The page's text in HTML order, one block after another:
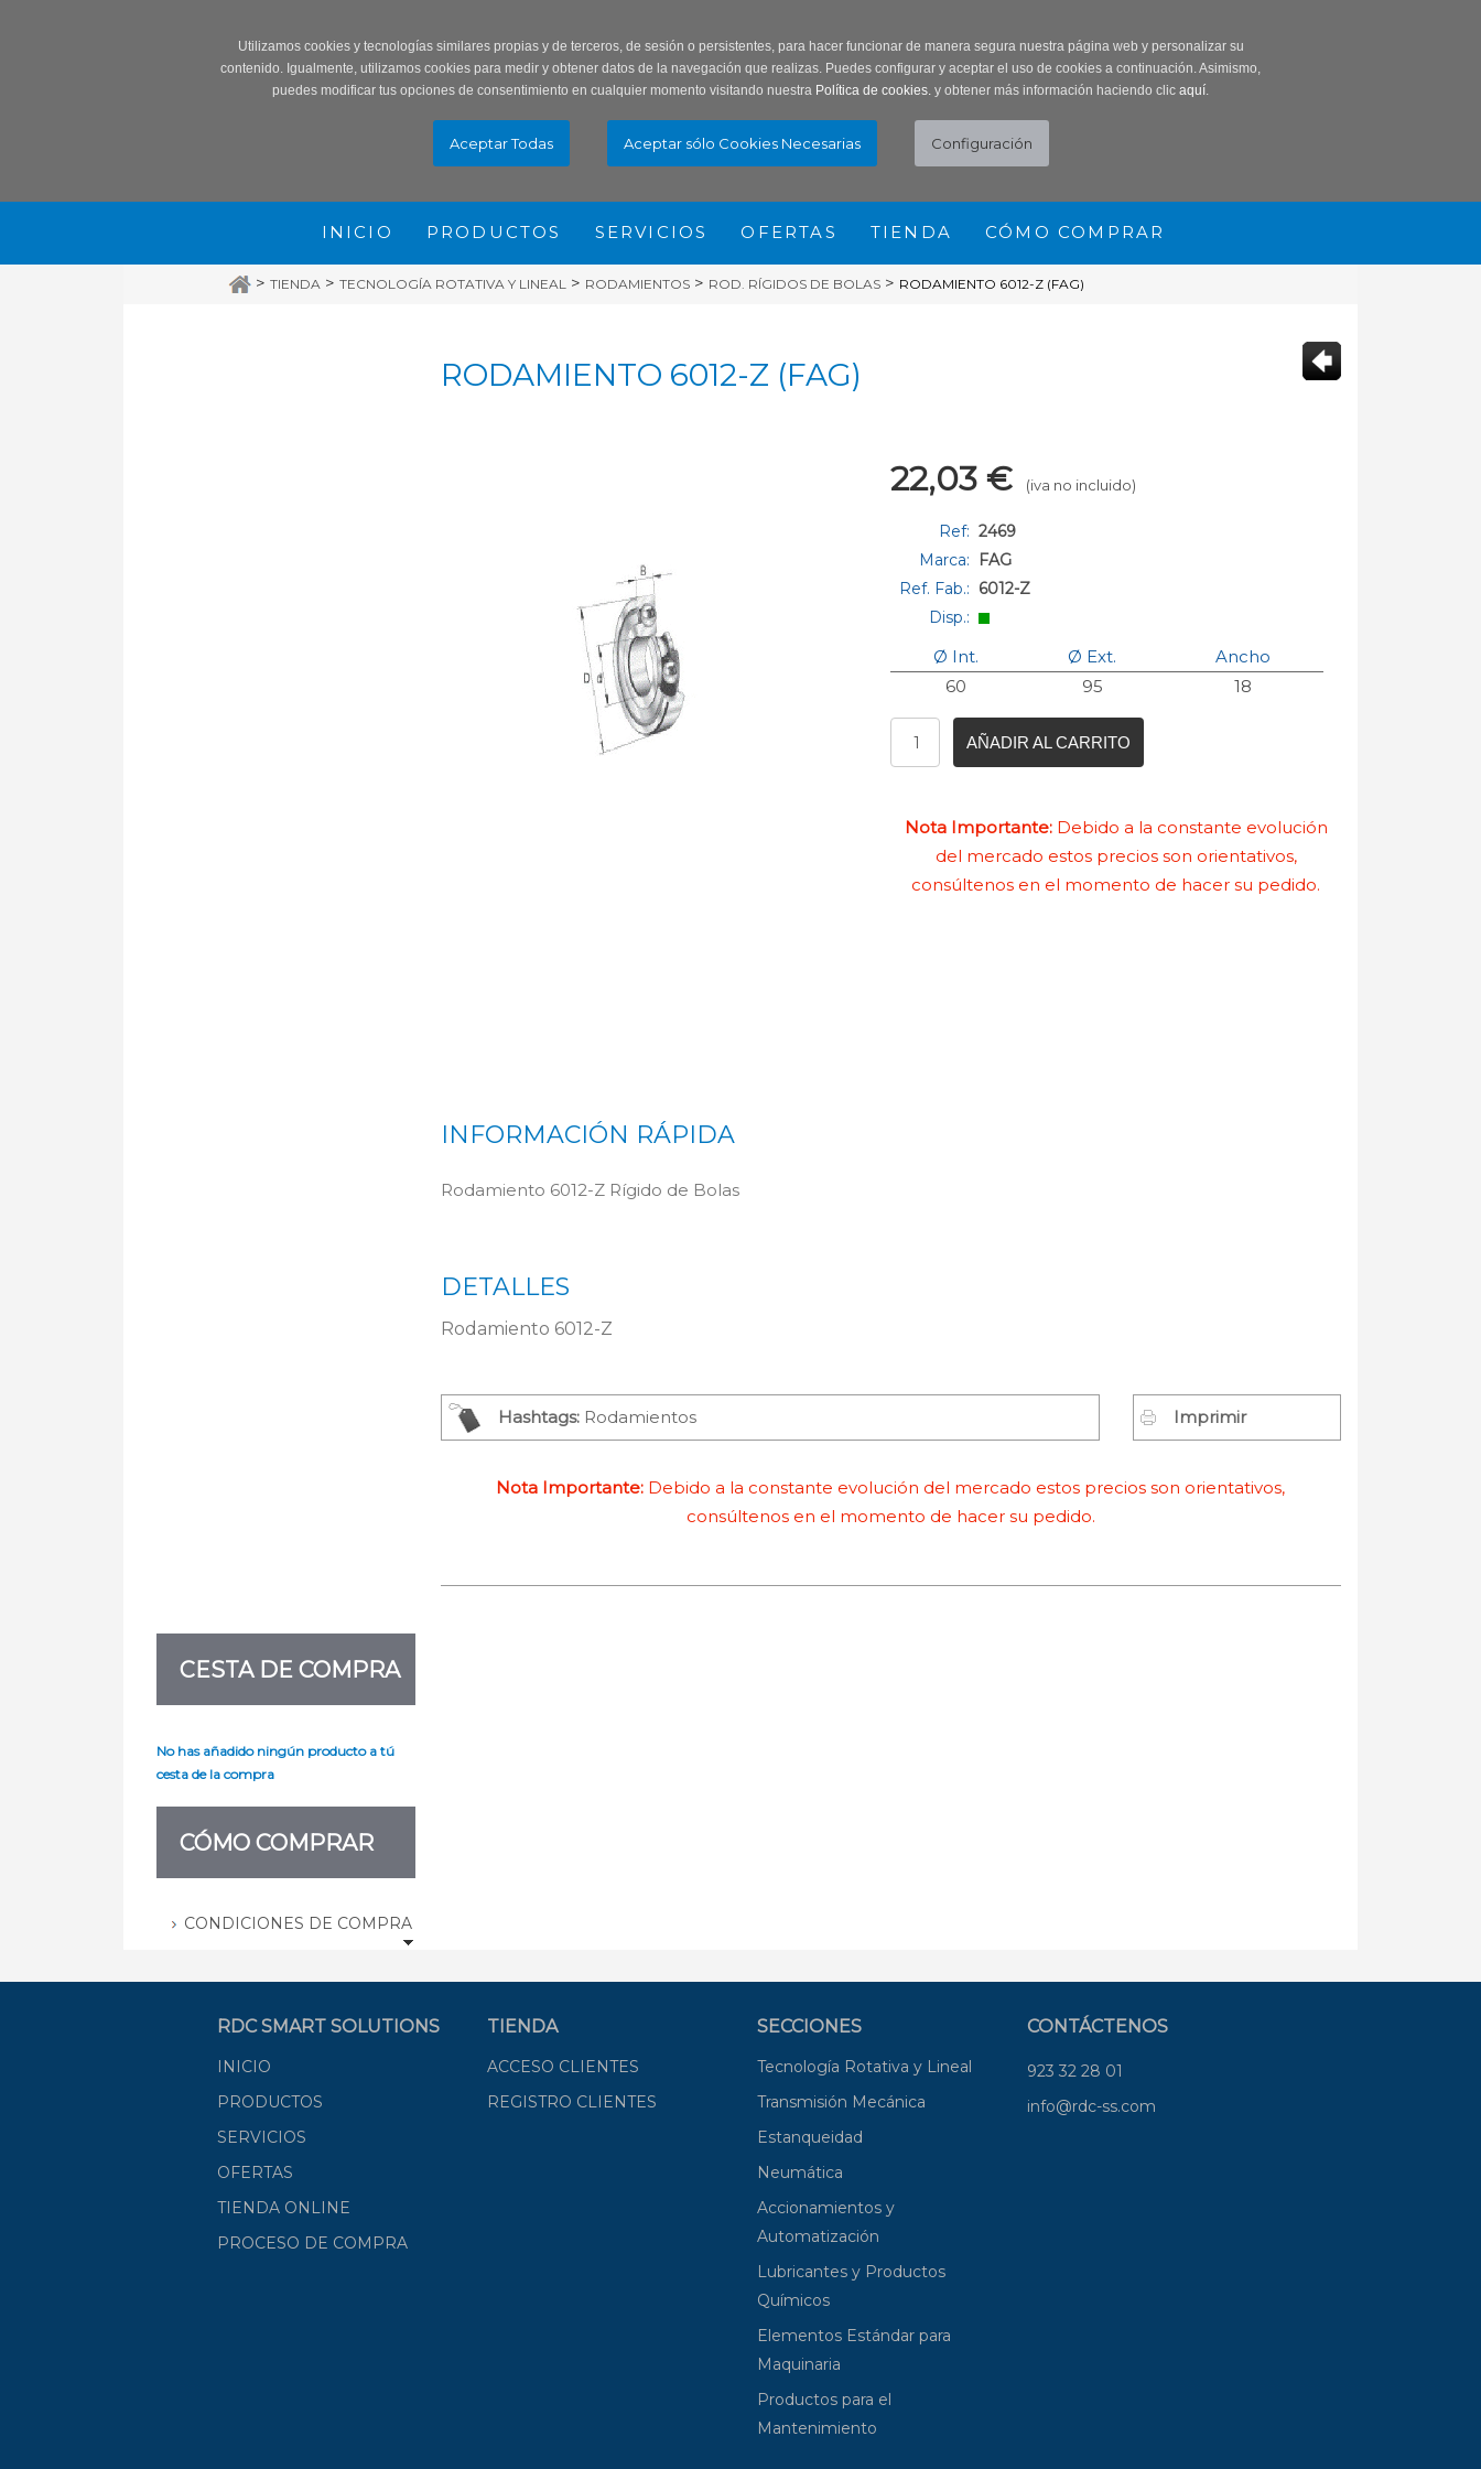
Utilizamos cookies y tecnologías similares propias y de terceros, de sesión o persistentes, para hacer funcionar de manera segura nuestra página web y personalizar su
contenido. Igualmente, utilizamos cookies para medir y obtener datos de la navegación que realizas. Puedes configurar y aceptar el uso de cookies a continuación. Asimismo,
puedes modificar tus opciones de consentimiento en cualquier momento visitando nuestra Política de cookies. y obtener más información haciendo clic aquí.
INICIO PRODUCTOS SERVICIOS OFERTAS TIENDA CÓMO COMPRAR
> TIENDA > TECNOLOGÍA ROTATIVA Y LINEAL > RODAMIENTOS > ROD. RÍGIDOS DE BOLAS > RODAMIENTO 6012-Z (FAG)
RODAMIENTO 6012-Z (FAG)
22,03 € (iva no incluido)
Ref:2469
Marca: FAG
Ref. Fab.: 6012-Z
Disp.:
Ø Int. Ø Ext.
Ancho
60
95 18
AÑADIR AL CARRITO
Nota Importante:Debido a la constante evolución
del mercado estos precios son orientativos,
consúltenos en el momento de hacer su pedido.
INFORMACIÓN RÁPIDA
Rodamiento 6012-Z Rígido de Bolas
DETALLES
Rodamiento 6012-Z
Hashtags: Rodamientos Imprimir
Nota Importante: Debido a la constante evolución del mercado estos precios son orientativos,
consúltenos en el momento de hacer su pedido.
CESTA DE COMPRA
No has añadido ningún producto a tú
cesta de la compra
CÓMO COMPRAR
CONDICIONES DE COMPRA
RDC SMART SOLUTIONS
INICIO
PRODUCTOS
SERVICIOS
OFERTAS
TIENDA ONLINE
PROCESO DE COMPRA
TIENDA
ACCESO CLIENTES
REGISTRO CLIENTES
SECCIONES
Tecnología Rotativa y Lineal
Transmisión Mecánica
Estanqueidad
Neumática
Accionamientos y
Automatización
Lubricantes y Productos
Químicos
Elementos Estándar para
Maquinaria
Productos para el
Mantenimiento
CONTÁCTENOS
923 32 28 01
info@rdc-ss.com